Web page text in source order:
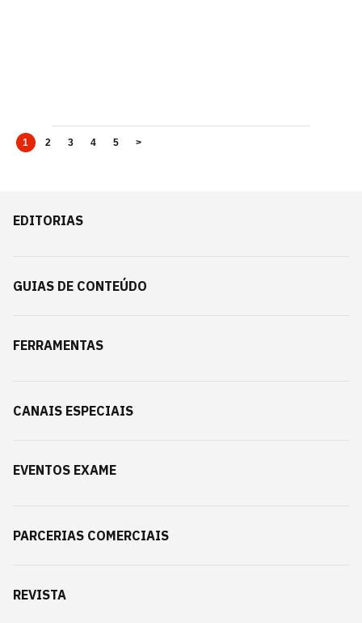
1 2 3 4 5 >
EDITORIAS
GUIAS DE CONTEÚDO
FERRAMENTAS
CANAIS ESPECIAIS
EVENTOS EXAME
PARCERIAS COMERCIAIS
REVISTA